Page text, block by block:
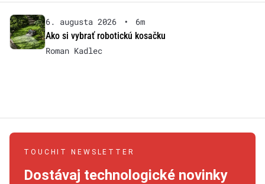
6. augusta 2026 •
6m
Ako si vybrať robotickú kosačku
Roman Kadlec
TOUCHIT NEWSLETTER
Dostávaj technologické novinky